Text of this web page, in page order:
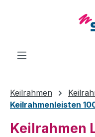
Zum Hauptinhalt
Keilrahmen
Keilrahmenleisten
Keilrahmen